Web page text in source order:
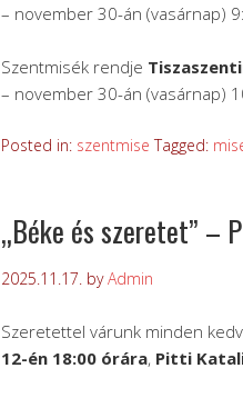
– november 30-án (vasárnap)
Szentmisék rendje
– november 30-án (vasárnap)
Posted in: szentmise Tagged:
„Béke és szeretet” –
2025.11.17. byAdmin
Szeretettel várunk minden
12-én 18:00 órára, Pitti